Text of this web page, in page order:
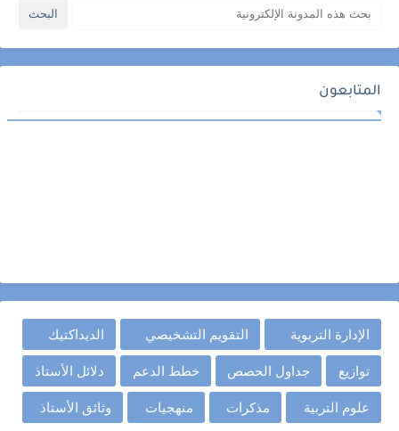
المتابعون
الإدارة التربوية التقويم التشخيصي الديداكتيك
توازيع جداول الحصص خطط الدعم دلائل الأستاذ
علوم التربية مذكرات منهجيات وثائق الأستاذ